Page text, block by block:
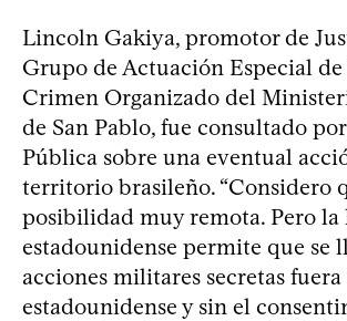
Lincoln Gakiya, promotor de
Grupo de Actuación Especial
Crimen Organizado del
de San Pablo, fue consultado
Pública sobre una eventual
territorio brasileño. “Considero
posibilidad muy remota. Pero la
estadounidense permite que se
acciones militares secretas
estadounidense y sin el